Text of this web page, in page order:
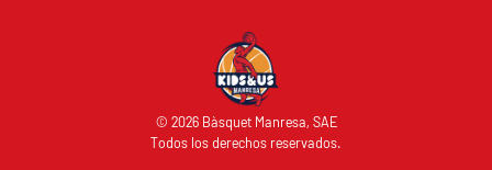
© 2026 Bàsquet Manresa, SAE
Todos los derechos reservados.